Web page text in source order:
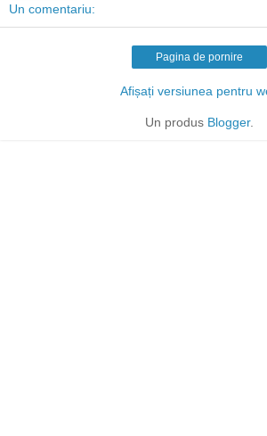
Un comentariu:
Pagina de pornire
Afișați versiunea pentru
Un produs Blogger.